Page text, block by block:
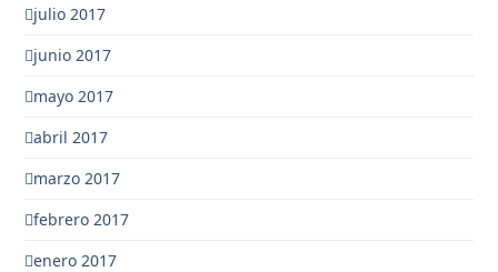
julio 2017
junio 2017
mayo 2017
abril 2017
marzo 2017
febrero 2017
enero 2017